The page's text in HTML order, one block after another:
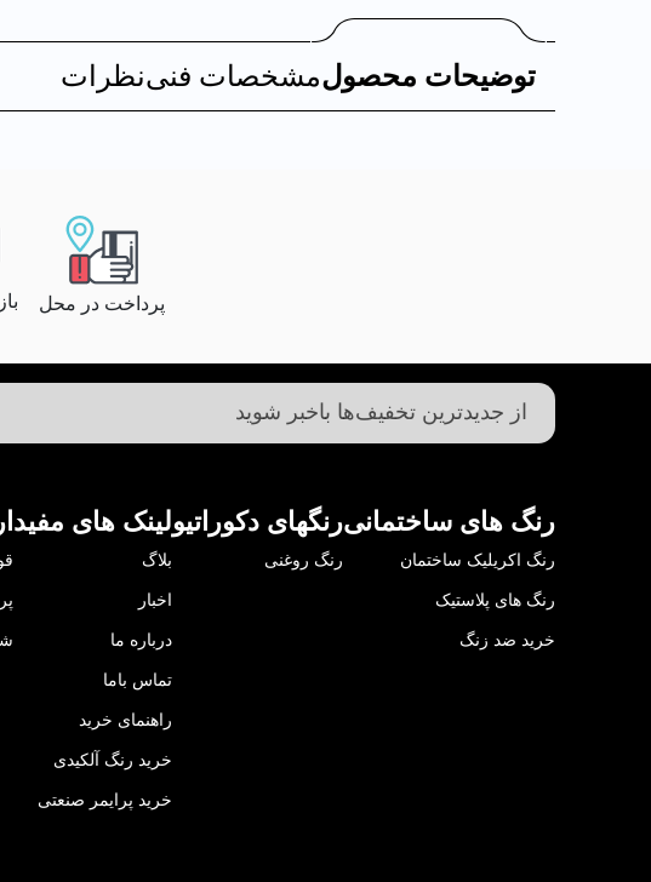
توضیحات محصولمشخصات فنینظرات
پرداخت در محل
رنگ های ساختمانی
رنگ اکریلیک ساختمان
رنگ های پلاستیک
خرید ضد زنگ
رنگهای دکوراتیو
رنگ روغنی
لینک های مفید
بلاگ
اخبار
درباره ما
تماس باما
راهنمای خرید
خرید رنگ آلکیدی
خرید پرایمر صنعتی